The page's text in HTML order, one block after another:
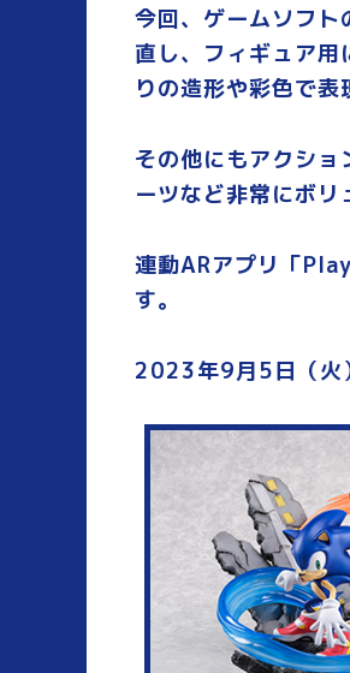
今回、ゲームソフ
直し、フィギュア
りの造形や彩色で
その他にもアクシ
ーツなど非常にボリ
連動ARアプリ「
す。
2023年9月5日（火